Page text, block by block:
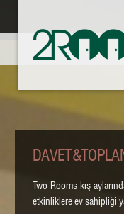
Two Rooms kış
etkinliklere ev sahipliği